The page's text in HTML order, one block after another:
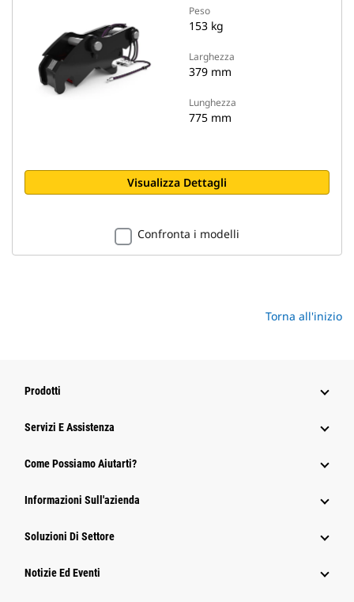
Peso
153 kg
Larghezza
379 mm
Lunghezza
775 mm
Visualizza Dettagli
Confronta i modelli
Torna all'inizio
Prodotti
Servizi E Assistenza
Come Possiamo Aiutarti?
Informazioni Sull'azienda
Soluzioni Di Settore
Notizie Ed Eventi